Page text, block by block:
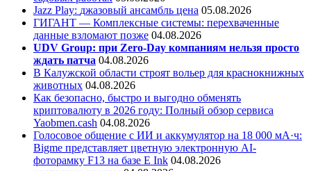
Jazz Play: джазовый ансамбль цена 05.08.2026
ГИГАНТ — Комплексные системы: перехваченные
данные взломают позже 04.08.2026
UDV Group: при Zero-Day компаниям нельзя просто
ждать патча 04.08.2026
В Калужской области строят вольер для краснокнижных
животных 04.08.2026
Как безопасно, быстро и выгодно обменять
криптовалюту в 2026 году: Полный обзор сервиса
Yaobmen.cash 04.08.2026
Голосовое общение с ИИ и аккумулятор на 18 000 мА·ч:
Bigme представляет цветную электронную AI-
фоторамку F13 на базе E Ink 04.08.2026